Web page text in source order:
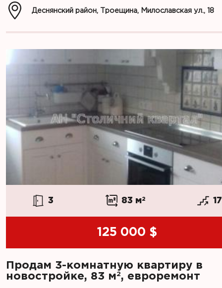
Деснянский район, Троещина, Милославская ул., 18
3 83 м2 17
125 000 $
Продам 3-комнатную квартиру в
новостройке, 83 м2, евроремонт